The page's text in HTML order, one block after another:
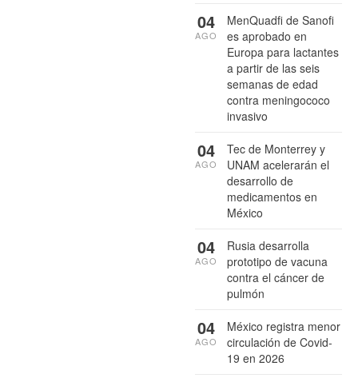
MenQuadfi de Sanofi
es aprobado en
Europa para lactantes
a partir de las seis
semanas de edad
contra meningococo
invasivo
04
AGO
Tec de Monterrey y
UNAM acelerarán el
desarrollo de
medicamentos en
México
04
AGO
Rusia desarrolla
prototipo de vacuna
contra el cáncer de
pulmón
04
AGO
México registra menor
circulación de Covid-
19 en 2026
04
AGO